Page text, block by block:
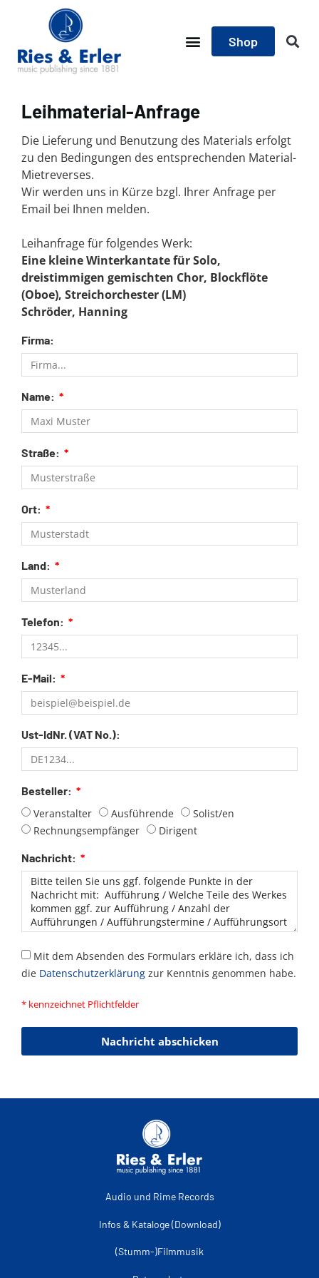
Shop
Leihmaterial-Anfrage
Die Lieferung und Benutzung des Materials erfolgt
zu den Bedingungen des entsprechenden Material-
Mietreverses.
Wir werden uns in Kürze bzgl. Ihrer Anfrage per
Email bei Ihnen melden.
Leihanfrage für folgendes Werk:
Eine kleine Winterkantate für Solo,
dreistimmigen gemischten Chor, Blockflöte
(Oboe), Streichorchester (LM)
Schröder, Hanning
Firma:
Name:
Straße:
Ort:
Land:
Telefon:
E-Mail:
Ust-IdNr. (VAT No.):
Besteller:
Veranstalter
Ausführende
Solist/en
Rechnungsempfänger
Dirigent
Nachricht:
Mit dem Absenden des Formulars erkläre ich, dass ich
die Datenschutzerklärung zur Kenntnis genommen habe.
* kennzeichnet Pflichtfelder
Nachricht abschicken
Audio und Rime Records
Infos & Kataloge (Download)
(Stumm-)Filmmusik